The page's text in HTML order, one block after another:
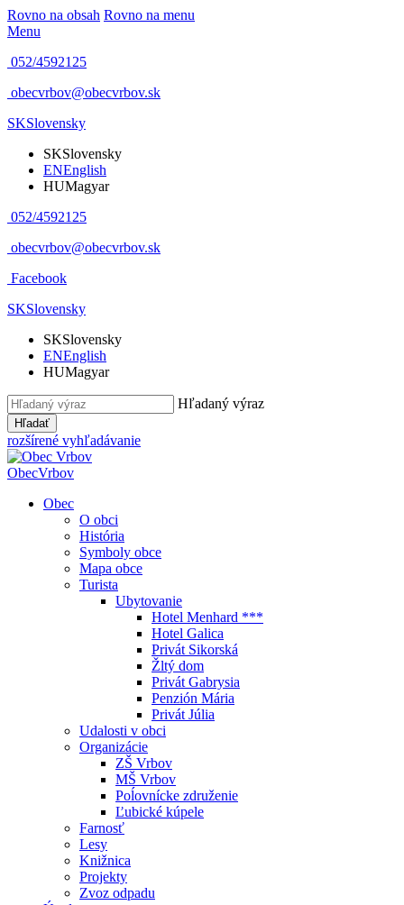
Rovno na obsah Rovno na menu
Menu
052/4592125
obecvrbov@obecvrbov.sk
SKSlovensky
SKSlovensky
ENEnglish
HUMagyar
052/4592125
obecvrbov@obecvrbov.sk
Facebook
SKSlovensky
SKSlovensky
ENEnglish
HUMagyar
Hľadaný výraz
Hľadať
rozšírené vyhľadávanie
ObecVrbov
Obec
O obci
História
Symboly obce
Mapa obce
Turista
Ubytovanie
Hotel Menhard ***
Hotel Galica
Privát Sikorská
Žltý dom
Privát Gabrysia
Penzión Mária
Privát Júlia
Udalosti v obci
Organizácie
ZŠ Vrbov
MŠ Vrbov
Poĺovnícke združenie
Ľubické kúpele
Farnosť
Lesy
Knižnica
Projekty
Zvoz odpadu